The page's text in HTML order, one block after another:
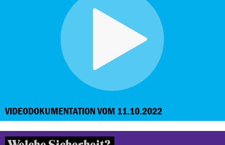
VIDEODOKUMENTATION VOM 11.10.2022